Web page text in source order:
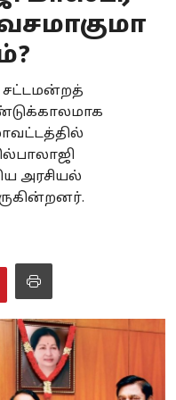
சட்டமன்றத்
அரசியல்